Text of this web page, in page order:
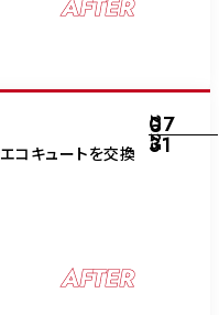
コキュートを交換
2025
07
31
AFTER